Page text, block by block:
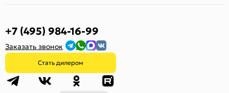
+7 (495) 984-16-99
Заказать звонок
Стать дилером